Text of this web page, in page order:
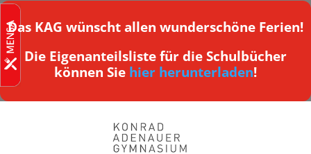
Das KAG wünscht allen wunderschöne Ferien!
Die Eigenanteilsliste für die Schulbücher
können Sie hier herunterladen!